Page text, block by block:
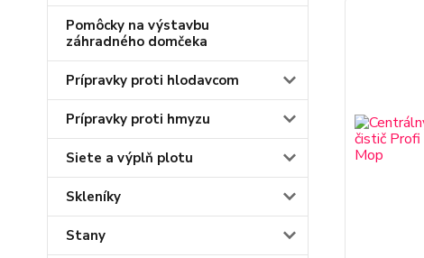
Pomôcky na výstavbu
záhradného domčeka
Prípravky proti hlodavcom
Prípravky proti hmyzu
Siete a výplň plotu
Skleníky
Stany